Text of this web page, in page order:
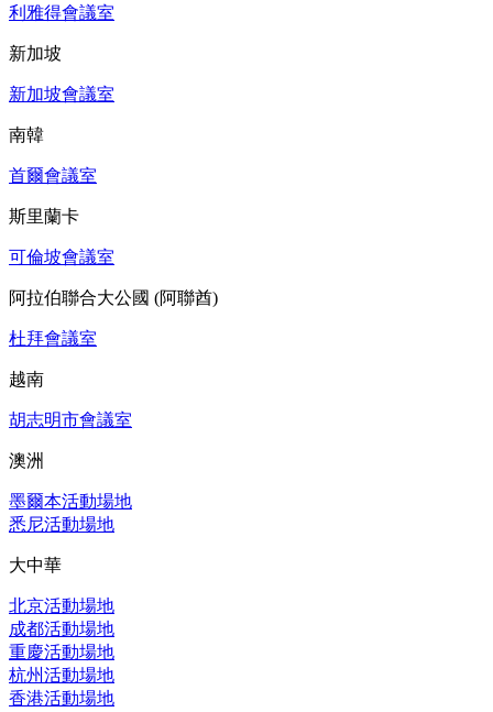
利雅得會議室
新加坡
新加坡會議室
南韓
首爾會議室
斯里蘭卡
可倫坡會議室
阿拉伯聯合大公國 (阿聯酋)
杜拜會議室
越南
胡志明市會議室
澳洲
墨爾本活動場地
悉尼活動場地
大中華
北京活動場地
成都活動場地
重慶活動場地
杭州活動場地
香港活動場地